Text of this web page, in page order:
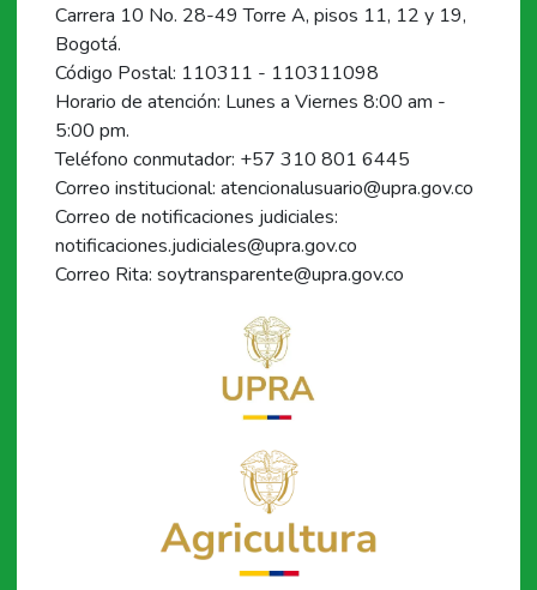
Carrera 10 No. 28-49 Torre A, pisos 11, 12 y 19,
Bogotá.
Código Postal: 110311 - 110311098
Horario de atención: Lunes a Viernes 8:00 am -
5:00 pm.
Teléfono conmutador: +57 310 801 6445
Correo institucional: atencionalusuario@upra.gov.co
Correo de notificaciones judiciales:
notificaciones.judiciales@upra.gov.co
Correo Rita: soytransparente@upra.gov.co